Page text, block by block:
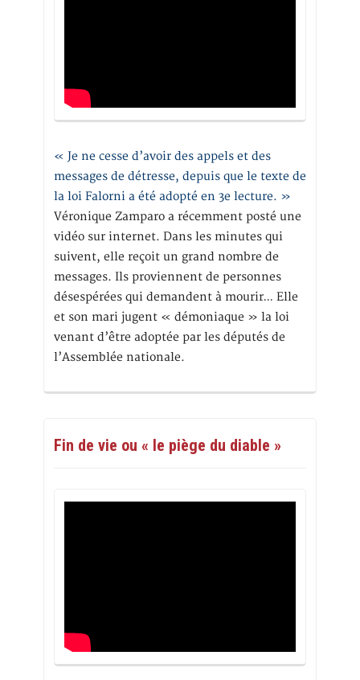
« Je ne cesse d’avoir des appels et des
messages de détresse, depuis que le texte de
la loi Falorni a été adopté en 3e lecture. »
Véronique Zamparo a récemment posté une
vidéo sur internet. Dans les minutes qui
suivent, elle reçoit un grand nombre de
messages. Ils proviennent de personnes
désespérées qui demandent à mourir… Elle
et son mari jugent « démoniaque » la loi
venant d’être adoptée par les députés de
l’Assemblée nationale.
Fin de vie ou « le piège du diable »